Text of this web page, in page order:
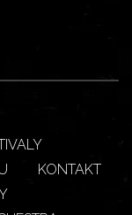
KONTAKT